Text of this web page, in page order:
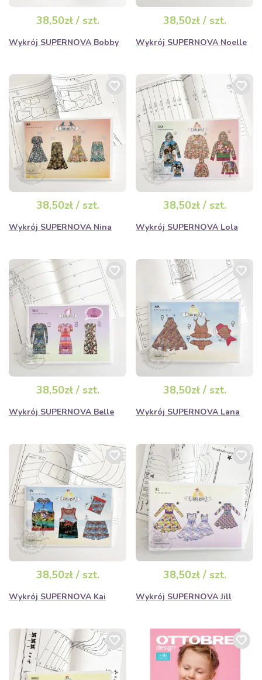
38,50zł / szt.
Wykrój SUPERNOVA Bobby
38,50zł / szt.
Wykrój SUPERNOVA Noelle
38,50zł / szt.
Wykrój SUPERNOVA Nina
38,50zł / szt.
Wykrój SUPERNOVA Lola
38,50zł / szt.
Wykrój SUPERNOVA Belle
38,50zł / szt.
Wykrój SUPERNOVA Lana
38,50zł / szt.
Wykrój SUPERNOVA Kai
38,50zł / szt.
Wykrój SUPERNOVA Jill